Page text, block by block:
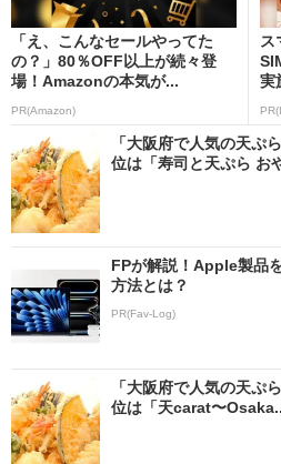
「え、こんなセールやってた
の？」80％OFF以上が続々登
場！Amazonの本気が...
PR(Amazon)
ス
実
「大阪府で人気の天
位は「寿司と天ぷら お
FPが解説！Apple製品
方法とは？
PR(Fav-Log)
「大阪府で人気の天
位は「天carat〜